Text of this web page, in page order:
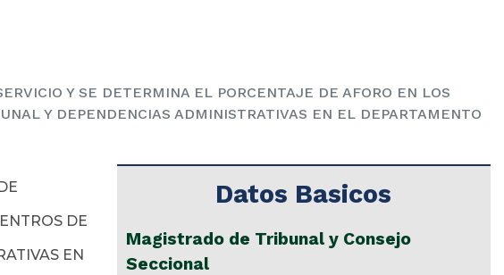
Y SE DETERMINA EL PORCENTAJE DE AFORO EN LOS
Y DEPENDENCIAS ADMINISTRATIVAS EN EL DEPARTAMENTO
DE
EN
Datos Basicos
Magistrado de Tribunal y Consejo
Seccional